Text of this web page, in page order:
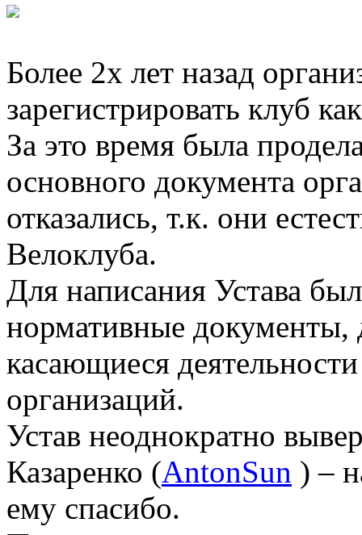
Более 2х лет назад
зарегистрировать клуб
За это время была
основного документа
отказались, т.к. они
Велоклуба.
Для написания Устава
нормативные
касающиеся
организаций.
Устав неоднократно
Казаренко (AntonSun ) –
ему спасибо.